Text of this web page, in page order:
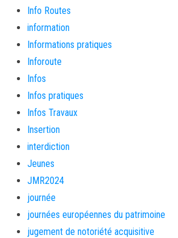
Info Routes
information
Informations pratiques
Inforoute
Infos
Infos pratiques
Infos Travaux
Insertion
interdiction
Jeunes
JMR2024
journée
journées européennes du patrimoine
jugement de notoriété acquisitive